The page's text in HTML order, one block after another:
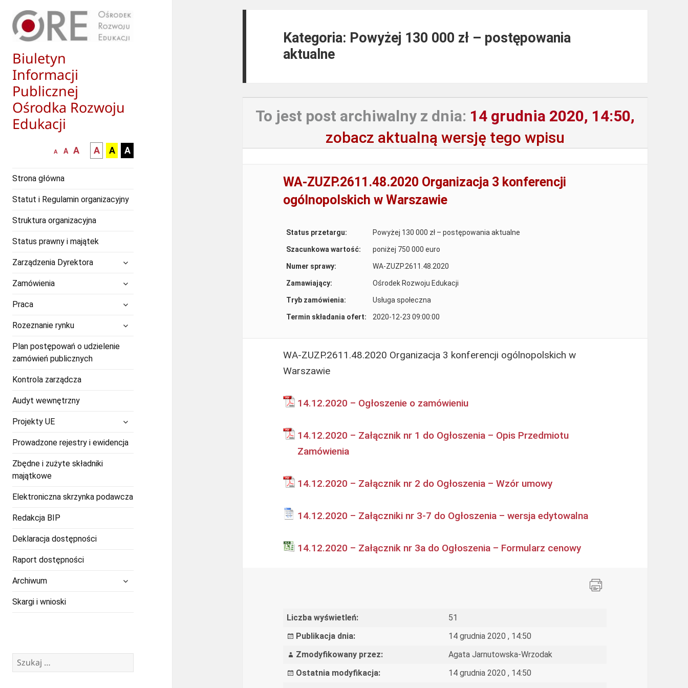
Biuletyn
Informacji
Publicznej
Ośrodka Rozwoju
Edukacji
mniejsza
A
normalna
A
większa-
czcionka
A
kontrast
czarny
białym
A
kontrast
czarny
zółtym
A
kontrast
żółty
A
Strona główna
Statut i Regulamin organizacyjny
Struktura organizacyjna
Status prawny i majątek
Zarządzenia Dyrektora
rozwiń
menu
Zamówienia
Praca
Rozeznanie rynkurozwiń
menu
potomne
Plan postępowań o udzielenie
zamówień publicznych
Kontrola zarządcza
Audyt wewnętrzny
Projekty UE
potomne
Prowadzone rejestry i ewidencja
Zbędne i zużyte składniki
majątkowe
Elektroniczna skrzynka podawcza
Redakcja BIP
Deklaracja dostępności
Raport dostępności
Archiwum
Skargi i wnioski
Szukaj:
Kategoria: Powyżej 130 000 zł – postępowania
aktualne
To jest post archiwalny z dnia: 14 grudnia 2020, 14:50,
zobacz aktualną wersję tego wpisu
WA-ZUZP.2611.48.2020 Organizacja 3 konferencji
ogólnopolskich w Warszawie
Status przetargu: Powyżej 130 000 zł – postępowania aktualne
Szacunkowa wartość: poniżej 750 000 euro
Numer sprawy: WA-ZUZP.2611.48.2020
Zamawiający: Ośrodek Rozwoju Edukacji
Tryb zamówienia: Usługa społeczna
Termin składania ofert: 2020-12-23 09:00:00
WA-ZUZP.2611.48.2020 Organizacja 3 konferencji ogólnopolskich w
Warszawie
14.12.2020 – Ogłoszenie o zamówieniu
14.12.2020 – Załącznik nr 1 do Ogłoszenia – Opis Przedmiotu
Zamówienia
14.12.2020 – Załącznik nr 2 do Ogłoszenia – Wzór umowy
14.12.2020 – Załączniki nr 3-7 do Ogłoszenia – wersja edytowalna
14.12.2020 – Załącznik nr 3a do Ogłoszenia – Formularz cenowy
Liczba wyświetleń:
51
Publikacja dnia:
14 grudnia 2020 , 14:50
Zmodyfikowany przez:
Agata Jarnutowska-Wrzodak
Ostatnia modyfikacja:
14 grudnia 2020 , 14:50